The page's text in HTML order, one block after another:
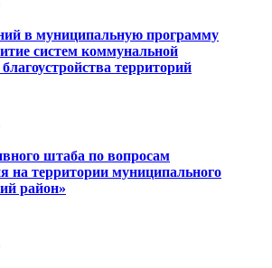
в муниципальную программу
систем коммунальной
территорий
штаба по вопросам
на территории муниципального
район»